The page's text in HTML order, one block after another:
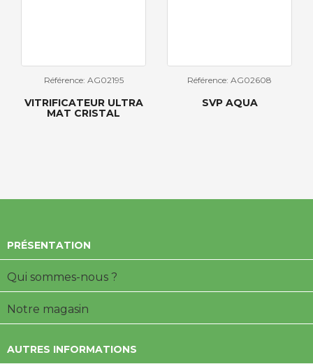
Référence: AG02195
VITRIFICATEUR ULTRA
MAT CRISTAL
Référence: AG02608
SVP AQUA
PRÉSENTATION
Qui sommes-nous ?
Notre magasin
AUTRES INFORMATIONS